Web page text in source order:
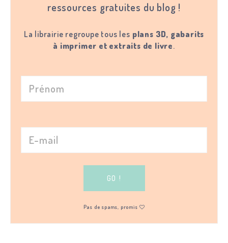
ressources gratuites du blog !
La librairie regroupe tous les plans 3D, gabarits
à imprimer et extraits de livre.
Pas de spams, promis